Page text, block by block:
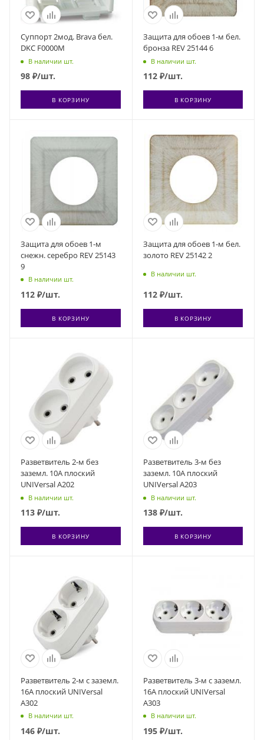
Суппорт 2мод. Brava бел.
DKC F0000M
В наличии шт.
98 ₽/шт.
В КОРЗИНУ
Защита для обоев 1-м бел.
бронза REV 25144 6
В наличии шт.
112₽/шт.
В КОРЗИНУ
Защита для обоев 1-м
снежн. серебро REV 25143
9
В наличии шт.
112 ₽/шт.
В КОРЗИНУ
Защита для обоев 1-м бел.
золото REV 25142 2
В наличии шт.
112₽/шт.
В КОРЗИНУ
Разветвитель 2-м без
заземл. 10А плоский
UNIVersal А202
В наличии шт.
113 ₽/шт.
В КОРЗИНУ
Разветвитель 3-м без
заземл. 10А плоский
UNIVersal А203
В наличии шт.
138₽/шт.
В КОРЗИНУ
Разветвитель 2-м с заземл.
16А плоский UNIVersal
А302
В наличии шт.
146 ₽/шт.
Разветвитель 3-м с заземл.
16А плоский UNIVersal
А303
В наличии шт.
195₽/шт.